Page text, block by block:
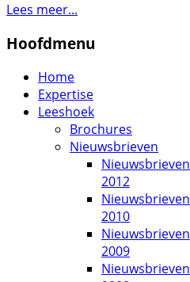
Lees meer...
Hoofdmenu
Home
Expertise
Leeshoek
Brochures
Nieuwsbrieven
Nieuwsbrieven
2012
Nieuwsbrieven
2010
Nieuwsbrieven
2009
Nieuwsbrieven